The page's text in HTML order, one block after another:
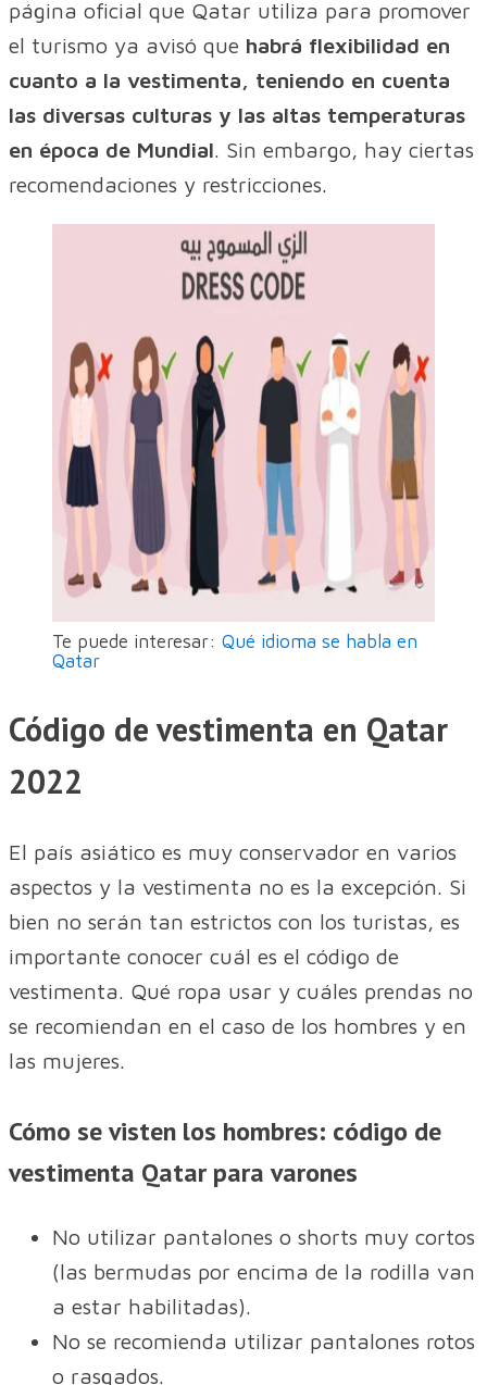
página oficial que Qatar utiliza para promover
el turismo ya avisó que habrá flexibilidad en
cuanto a la vestimenta, teniendo en cuenta
las diversas culturas y las altas temperaturas
en época de Mundial. Sin embargo, hay ciertas
recomendaciones y restricciones.
Te puede interesar: Qué idioma se habla en
Qatar
Código de vestimenta en Qatar
2022
El país asiático es muy conservador en varios
aspectos y la vestimenta no es la excepción. Si
bien no serán tan estrictos con los turistas, es
importante conocer cuál es el código de
vestimenta. Qué ropa usar y cuáles prendas no
se recomiendan en el caso de los hombres y en
las mujeres.
Cómo se visten los hombres: código de
vestimenta Qatar para varones
No utilizar pantalones o shorts muy cortos
(las bermudas por encima de la rodilla van
a estar habilitadas).
No se recomienda utilizar pantalones rotos
o rasgados.